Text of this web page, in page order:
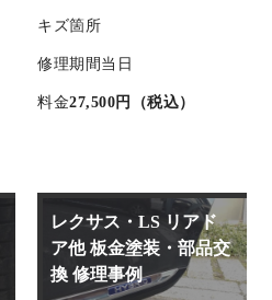
キズ箇所
修理期間 当日
料金27,500円（税込）
レクサス・LS リアド
ア他 板金塗装・部品交
換 修理事例